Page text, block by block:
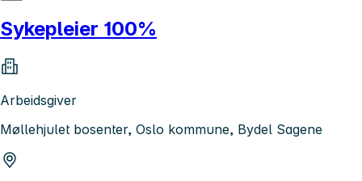
Sykepleier 100%
Arbeidsgiver
Møllehjulet bosenter, Oslo kommune, Bydel Sagene